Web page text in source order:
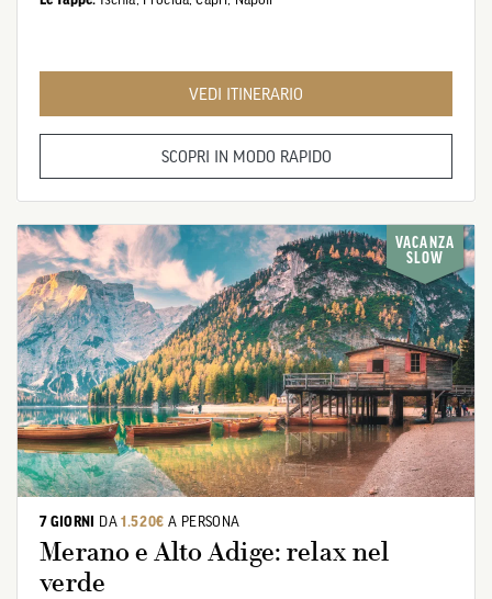
VEDI ITINERARIO
SCOPRI IN MODO RAPIDO
VACANZA
SLOW
7 GIORNI DA1.520€ A PERSONA
Merano e Alto Adige: relax nel
verde